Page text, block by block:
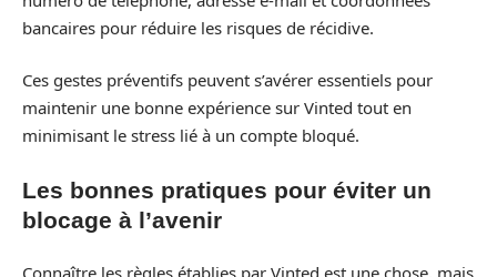
bancaires pour réduire les risques de récidive.
Ces gestes préventifs peuvent s’avérer essentiels pour
maintenir une bonne expérience sur Vinted tout en
minimisant le stress lié à un compte bloqué.
Les bonnes pratiques pour éviter un
blocage à l’avenir
Connaître les règles établies par Vinted est une chose, mais